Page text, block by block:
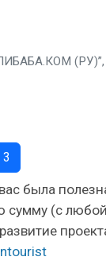
3
была
сумму (с